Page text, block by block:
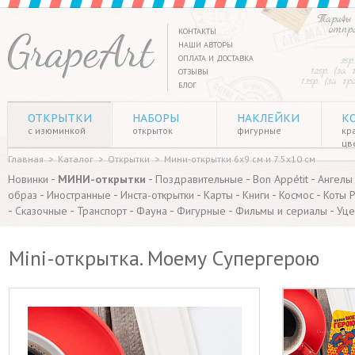
Тарифы
125р. (за
135р. (за
КОНТАКТЫ
НАШИ АВТОРЫ
ОПЛАТА И ДОСТАВКА
ОТЗЫВЫ
БЛОГ
ОТКРЫТКИ
с изюминкой
НАБОРЫ
открыток
НАКЛЕЙКИ
фигурные
Главная > Каталог > Открытки > Мини-открытки 6х9 см и 7.5х10 см
Новинки - МИНИ-открытки - Поздравительные - Bon Appétit -
образ - Иностранные - Инста-открытки - Карты - Книги - Космос - Коты
- Сказочные - Транспорт- Фауна - Фигурные - Фильмы и сериалы -
Mini-открытка. Моему Супергерою